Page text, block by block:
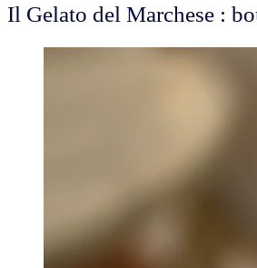
Il Gelato del Marchese :